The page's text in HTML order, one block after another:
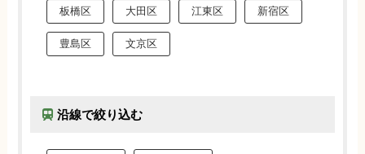
板橋区 大田区 江東区 新宿区
豊島区 文京区
沿線で絞り込む